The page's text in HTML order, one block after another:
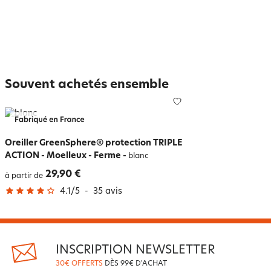
Souvent achetés ensemble
Oreiller GreenSphere® protection TRIPLE
ACTION - Moelleux - Ferme - blanc
à partir de 29,90 €
4.1 /5 - 35 avis
INSCRIPTION NEWSLETTER
30€ OFFERTS DÈS 99€ D'ACHAT